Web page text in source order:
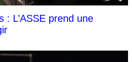
: L’ASSE prend une